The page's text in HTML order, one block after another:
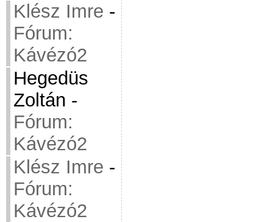
Klész Imre -
Fórum:
Kávézó2
Hegedüs
Zoltán -
Fórum:
Kávézó2
Klész Imre -
Fórum:
Kávézó2